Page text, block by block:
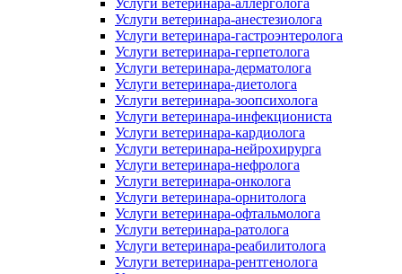
Услуги ветеринара-аллерголога
Услуги ветеринара-анестезиолога
Услуги ветеринара-гастроэнтеролога
Услуги ветеринара-герпетолога
Услуги ветеринара-дерматолога
Услуги ветеринара-диетолога
Услуги ветеринара-зоопсихолога
Услуги ветеринара-инфекциониста
Услуги ветеринара-кардиолога
Услуги ветеринара-нейрохирурга
Услуги ветеринара-нефролога
Услуги ветеринара-онколога
Услуги ветеринара-орнитолога
Услуги ветеринара-офтальмолога
Услуги ветеринара-ратолога
Услуги ветеринара-реабилитолога
Услуги ветеринара-рентгенолога